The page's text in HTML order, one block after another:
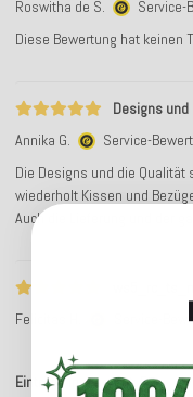
Roswitha de S.
Service-
Diese Bewertung hat keinen
Designs
Annika G.
Service-
Die Designs und die Qualität
wiederholt Kissen und
Auch die Lieferung und der
Felicitas H.
Service-
Einträge insgesamt: 5